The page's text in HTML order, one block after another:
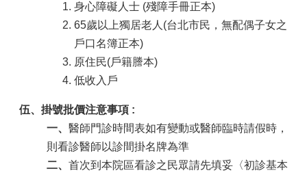
身心障礙人士 (殘障手冊正本)
65歲以上獨居老人(台北市民，無配偶子女之
戶口名簿正本)
原住民(戶籍謄本)
低收入戶
伍、掛號批價注意事項 :
一、 醫師門診時間表如有變動或醫師臨時請假時，
則看診醫師以診間掛名牌為準
二、 首次到本院區看診之民眾請先填妥〈初診基本